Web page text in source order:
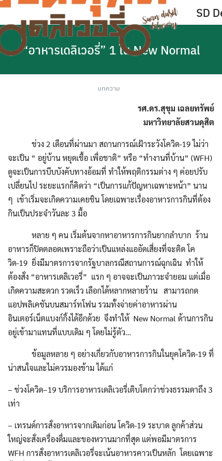
Skip
content
SD
“อาหารเดลิเวอรี่” 1 ใน New Normal
บทความ
รศ.ดร.สุขุม เฉลยทรัพย์
มหาวิทยาลัยสวนดุสิต
ช่วง 2 เดือนที่ผ่านมา สถานการณ์เฝ้าระวังโควิด-19 ไม่ว่า
จะเป็น “ อยู่บ้าน หยุดเชื้อ เพื่อชาติ” หรือ “ทำงานที่บ้าน” (WFH)
ดูจะเป็นการบีบบังคับทางอ้อมที่ ทำให้พฤติกรรมต่าง ๆ ค่อยปรับ
เปลี่ยนไป ระยะแรกก็คิดว่า “เป็นการแก้ปัญหาเฉพาะหน้า” นาน
ๆ เข้าเริ่มจะเกิดความเคยชิน โดยเฉพาะเรื่องอาหารการกินที่ต้อง
กินเป็นประจำวันละ 3 มื้อ
หลาย ๆ คน เริ่มต้นจากหาอาหารการกินยากลำบาก ร้าน
อาหารก็ปิดตลอดเพราะถือว่าเป็นแหล่งแออัดเสี่ยงที่จะติด โค
วิด-19 ยิ่งมีมาตรการจากรัฐบาลกรณีสถานการณ์ฉุกเฉิน ทำให้
ต้องสั่ง “อาหารเดลิเวอรี่” แรก ๆ อาจจะเป็นภาวะจำยอม แต่เมื่อ
เกิดความสะดวก รวดเร็ว เลือกได้หลากหลายร้าน สามารถกด
แอปพลิเคชันบนสมาร์ทโฟน รวมทั้งจ่ายค่าอาหารผ่าน
อินเตอร์เน็ตแบงก์กิ้งได้อีกด้วย จึงทำให้ New Normal ด้านการกิน
อยู่เข้ามาแทนที่แบบเดิม ๆ โดยไม่รู้ตัว…
ข้อมูลหลาย ๆ อย่างเกี่ยวกับอาหารการกินในยุคโควิด-19 ที่
น่าสนใจและไม่ควรมองข้าม ได้แก่
– ช่วงโควิด–19 บริการอาหารเดลิเวอรี่เติบโตกว่าช่วงธรรมดาถึง 3
เท่า
– เทรนด์การสั่งอาหารจากเดิมก่อน โควิด-19 ระบาด ลูกค้าส่วน
ใหญ่จะสั่งเครื่องดื่มและของหวานมากที่สุด แต่พอมีมาตรการ
WFH การสั่งอาหารเดลิเวอรี่จะเน้นอาหารคาวเป็นหลัก โดยเฉพาะ